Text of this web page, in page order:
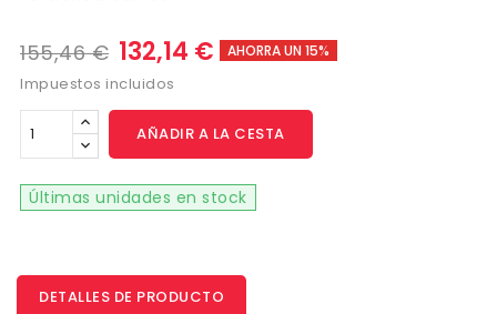
155,46 € 132,14 € AHORRA UN 15%
Impuestos incluidos
AÑADIR A LA CESTA
Últimas unidades en stock
DETALLES DE PRODUCTO